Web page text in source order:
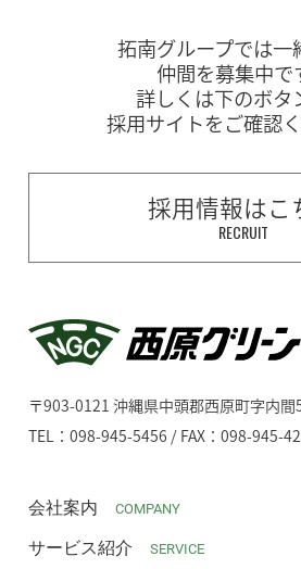
拓南グループでは一
仲間を募集中で
詳しくは下のボタ
採用サイトをご確認く
採用情報はこ
RECRUIT
〒903-0121 沖縄県中頭郡西原町字内間
TEL：098-945-5456 / FAX：098-945-
会社案内 COMPANY
サービス紹介 SERVICE